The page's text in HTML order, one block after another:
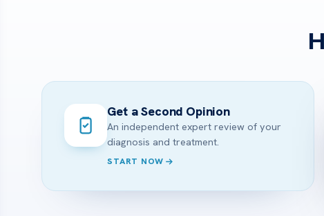
Get a Second Opinion
An independent expert review of your
diagnosis and treatment.
START NOW